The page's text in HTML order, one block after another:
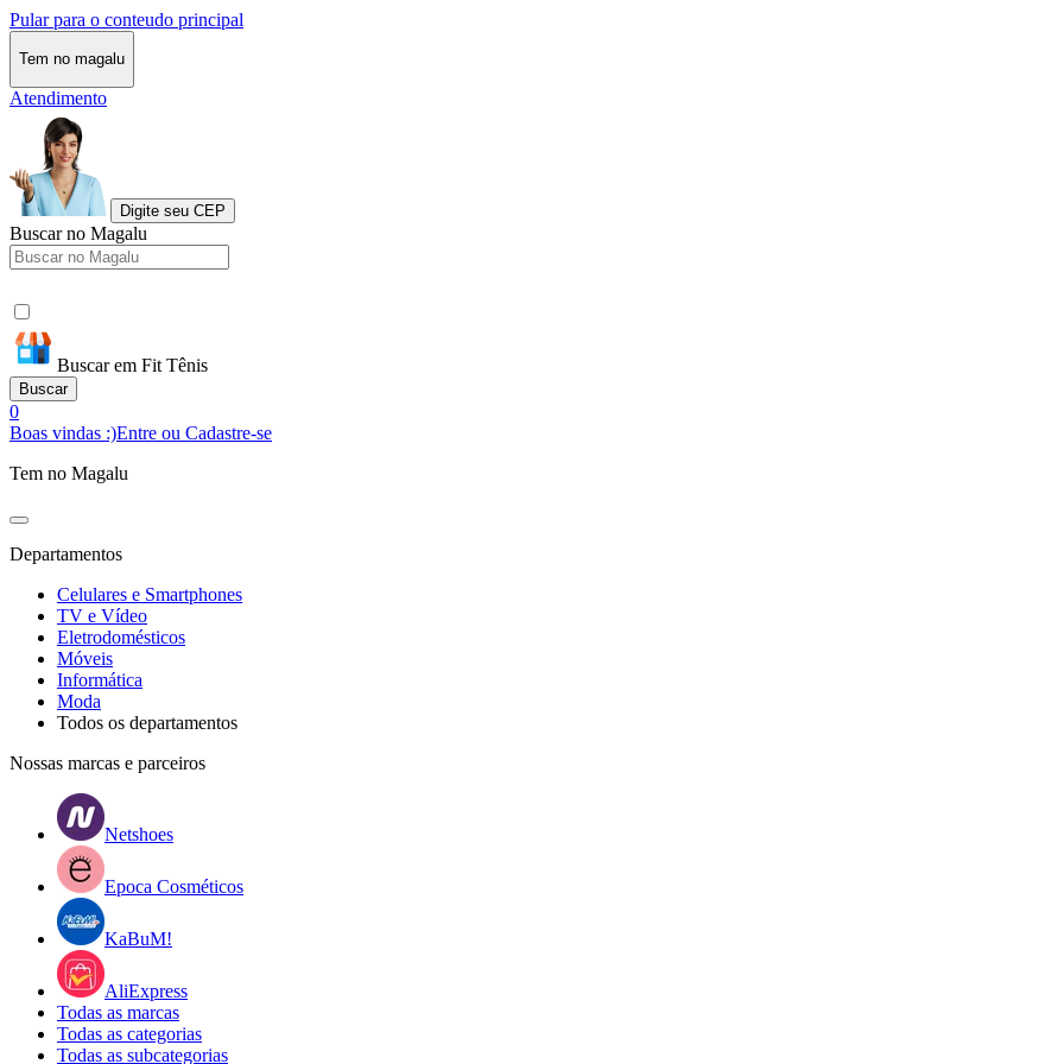
Pular para o conteudo principal
Tem no magalu
Atendimento
Digite seu CEP
Buscar no Magalu
Buscar em Fit Tênis
Buscar
0
Boas vindas :)Entre ou Cadastre-se
Tem no Magalu
Departamentos
Celulares e Smartphones
TV e Vídeo
Eletrodomésticos
Móveis
Informática
Moda
Todos os departamentos
Nossas marcas e parceiros
Netshoes
Epoca Cosméticos
KaBuM!
AliExpress
Todas as marcas
Todas as categorias
Todas as subcategorias